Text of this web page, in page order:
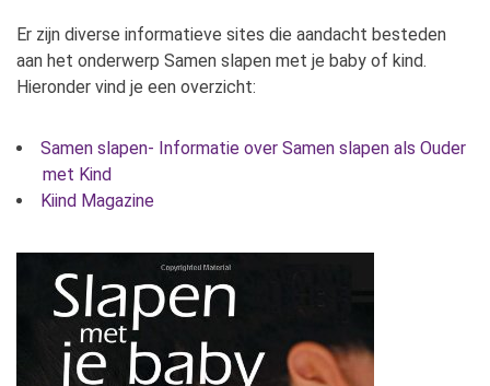
Er zijn diverse informatieve sites die aandacht besteden
aan het onderwerp Samen slapen met je baby of kind.
Hieronder vind je een overzicht:
Samen slapen- Informatie over Samen slapen als Ouder
met Kind
Kiind Magazine